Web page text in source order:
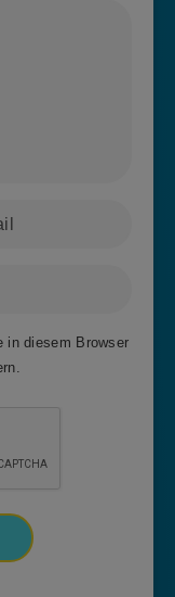
in diesem Browser